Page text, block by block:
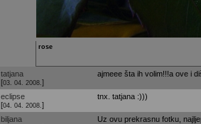
rose
tatjana
[03. 04. 2008. ]
ajmeee šta ih volim!!!a ove i
eclipse
[04. 04. 2008. ]
tnx. tatjana :)))
biljana
Uz ovu prekrasnu fotku,